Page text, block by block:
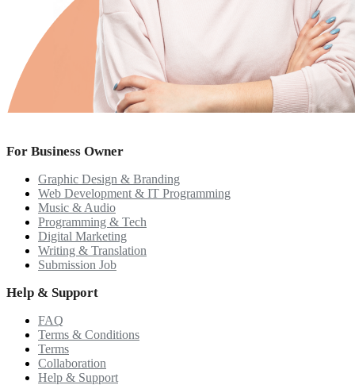
For Business Owner
Graphic Design & Branding
Web Development & IT Programming
Music & Audio
Programming & Tech
Digital Marketing
Writing & Translation
Submission Job
Help & Support
FAQ
Terms & Conditions
Terms
Collaboration
Help & Support